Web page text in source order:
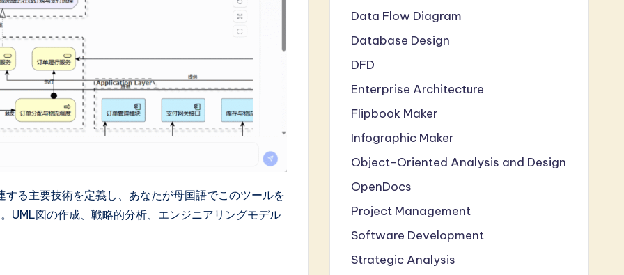
する主要技術を定義し、あなたが母国語でこのツールを
UML図の作成、戦略的分析、エンジニアリングモデル
Data Flow Diagram
Database Design
DFD
Enterprise Architecture
Flipbook Maker
Infographic Maker
Object-Oriented Analysis and Design
OpenDocs
Project Management
Software Development
Strategic Analysis